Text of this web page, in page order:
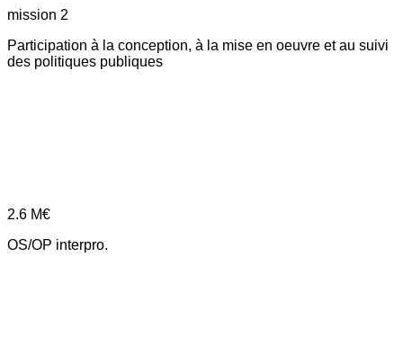
mission 2
Participation à la conception, à la mise en oeuvre et au suivi
des politiques publiques
2.6 M€
OS/OP interpro.